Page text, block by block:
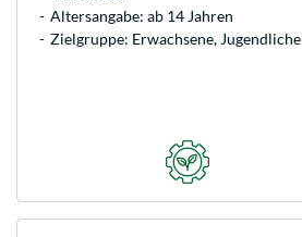
Altersangabe: ab 14 Jahren
Zielgruppe: Erwachsene, Jugendliche